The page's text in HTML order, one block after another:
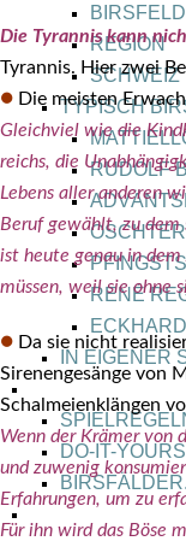
REGI­ON
SCHWEIZ
TYPISCH
RUDOLF
RENÉ
IN EIGE­NER
SO GOOT’S
DO-IT-
SHOUT­BOX
Die Tyran­nis kann
Tyran­nis. Hier zwei
● Die meis­ten
Gleich­viel wie die
reichs, die
Lebens aller ande­ren
Beruf gewählt, zu dem
ist heu­te genau in dem
müs­sen, weil sie ohne
● Da sie nicht
Sire­nen­ge­sän­ge von
Schal­mei­en­klän­gen
Wenn der Krä­mer von
und zuwe­nig
Erfah­run­gen, um zu
Für ihn wird das Böse